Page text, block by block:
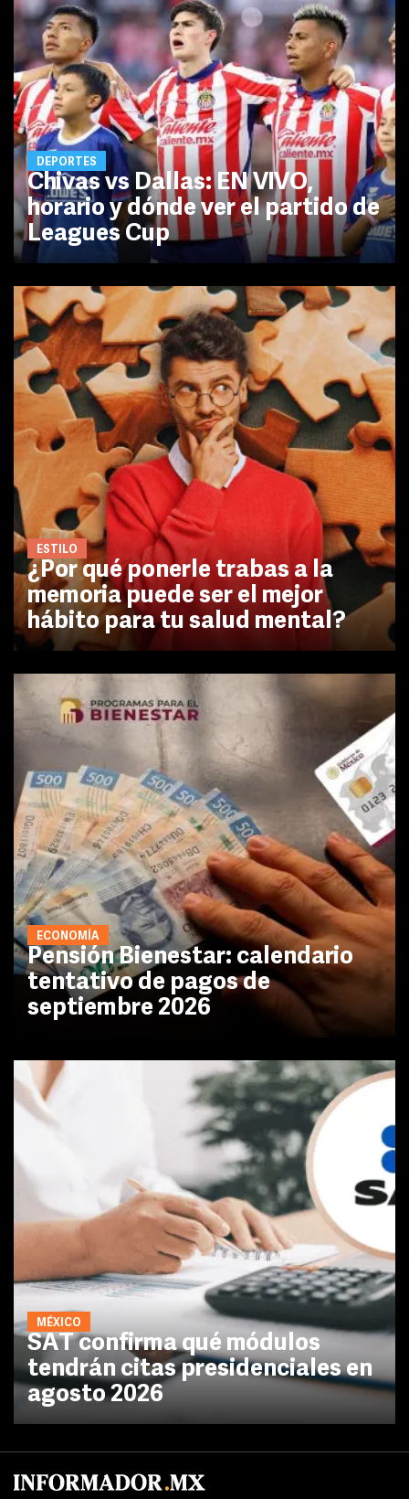
DEPORTES
Chivas vs Dallas: EN VIVO,
horario y dónde ver el partido de
Leagues Cup
ESTILO
¿Por qué ponerle trabas a la
memoria puede ser el mejor
hábito para tu salud mental?
ECONOMÍA
Pensión Bienestar: calendario
tentativo de pagos de
septiembre 2026
MÉXICO
SAT confirma qué módulos
tendrán citas presidenciales en
agosto 2026